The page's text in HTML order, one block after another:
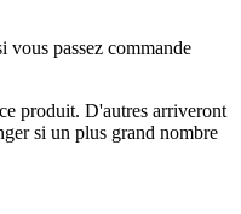
vous passez commande
produit. D'autres arriveront
si un plus grand nombre